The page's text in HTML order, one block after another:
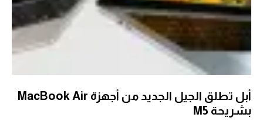
أبل تطلق الجيل الجديد من أجهزة MacBook Air
بشريحة M5